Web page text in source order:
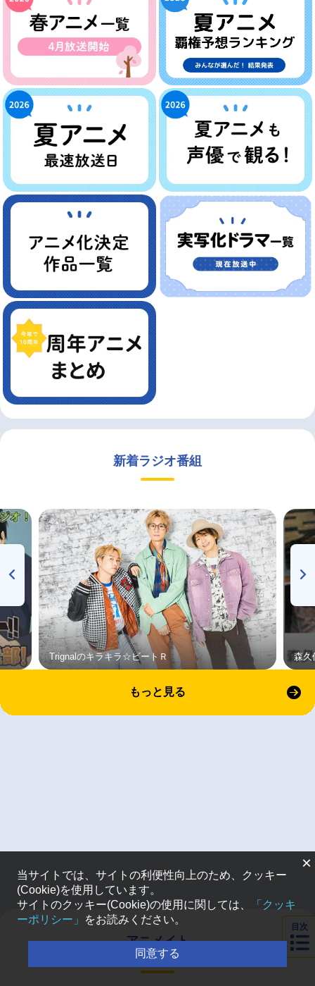
新着ラジオ番組
Trignalのキラキラ☆ビートＲ 森久
もっと見る
アニメイト
通販ランキング
目次
×
当サイトでは、サイトの利便性向上のため、クッキー
(Cookie)を使用しています。
サイトのクッキー(Cookie)の使用に関しては、
「クッキ
ーポリシー」
をお読みください。
同意する